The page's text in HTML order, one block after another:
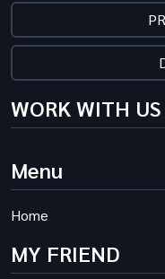
WORK WITH US
Menu
Home
MY FRIEND